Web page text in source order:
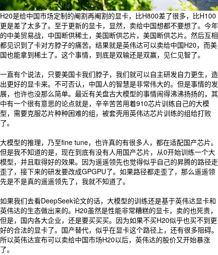
H20是给中国市场定制的阉割再阉割的显卡，比H800差了很多，比H100
更是差了太多了。至于更新的显卡，显然，卖给中国想都不要想了。今年
的中美贸易战，中国断供稀土，美国断供芯片，美国断供芯片。然后互相
都见识到了卡对方脖子的痛苦。结果就是英伟达可以卖给中国H20，而美
国也能拿到稀土了。这个事情，到底是双输还是双赢，见仁见智了。
一直有个说法，只要美国卡我们脖子，我们就可以自主研发自力更生，造
出更好的显卡来。不可否认，中国人的智慧是非常伟大的。但是事情的发
展，也许也没那么简单。最近有关盘古大模型的事情闹得沸沸扬扬的，其
中有一个很有意思的论点就是，辛辛苦苦用着910芯片训练自己的大模
型，需要克服芯片种种困难的组，被套壳用英伟达芯片训练的组给打败
了。
大模型的推理，乃至fine tune，也许真的有很多人，都在适配国产芯片。
但是我不知道的是，现在到底有没有人用国产芯片，从0开始训练一个大
模型，并且取得好的效果。因为遥遥领先也觉得似乎自己的昇腾的路径走
歪了，接下来的研发要改成GPGPU了。如果路径都走歪了，那么遥遥领
先是不是真的遥遥领先了，我就不知道了。
如果我们去看DeepSeek论文的话，大模型的训练还是基于英伟达显卡和
英伟达的生态做出来的。H20虽然是性能非常糟糕的显卡，卖的也死贵，
但是，国内各大企业，还是要买买买。因为如果不买H20似乎也买不到更
好的合法的显卡了。国产替代，似乎在显卡这个路径上，还有很多阻碍。
所以英伟达宣布可以卖给中国市场H20以后，英伟达的股价又开始暴涨
了。